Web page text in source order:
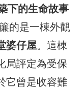
下的生命故事
的是一棟外觀
婆仔屋。這棟
局評定為受保
它曾是收容難